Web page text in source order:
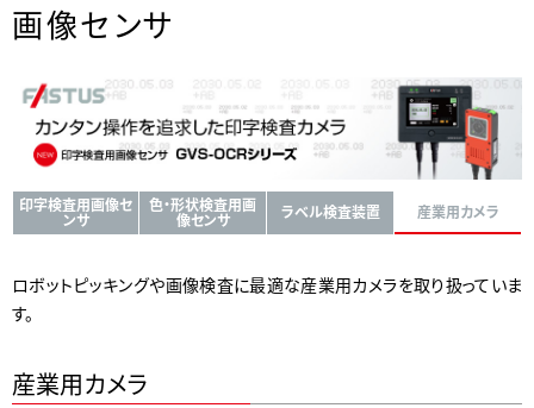
画像センサ
印字検査用画像セ
ンサ
色・形状検査用画
像センサ ラベル検査装置 産業用カメラ
ロボットピッキングや画像検査に最適な産業用カメラを取り扱っていま
す。
産業用カメラ